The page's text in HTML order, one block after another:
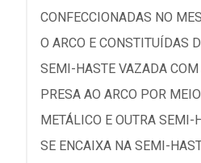
CONFECCIONADAS NO
O ARCO E CONSTITUÍDAS
SEMI-HASTE VAZADA
PRESA AO ARCO POR
METÁLICO E OUTRA SEMI-
SE ENCAIXA NA SEMI-